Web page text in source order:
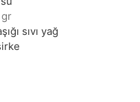
gr
sıvı yağ